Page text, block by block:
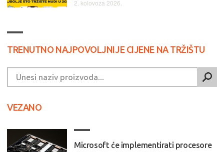
2. kolovoza 2026.
TRENUTNO NAJPOVOLJNIJE CIJENE NA TRŽIŠTU
VEZANO
Microsoft će implementirati procesore